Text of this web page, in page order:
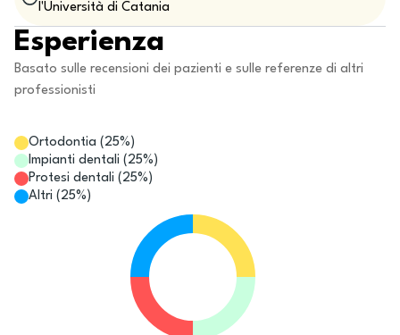
l'Università di Catania
Esperienza
Basato sulle recensioni dei pazienti e sulle referenze di altri
professionisti
Ortodontia ( 25%)
Impianti dentali ( 25%)
Protesi dentali ( 25%)
Altri ( 25%)